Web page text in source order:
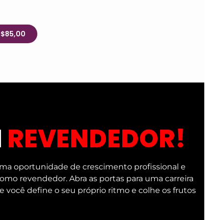
REVENDEDOR!
oportunidade de crescimento profissional e
revendedor. Abra as portas para uma carreira
você define o seu próprio ritmo e colhe os frutos